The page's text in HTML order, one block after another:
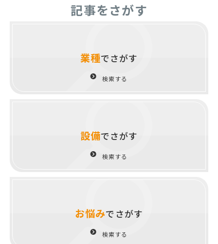
記事をさがす
業種でさがす
検索する
設備でさがす
検索する
お悩みでさがす
検索する